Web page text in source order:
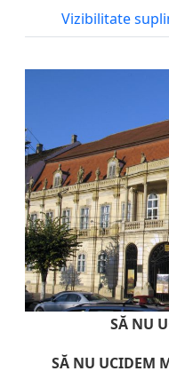
Vizibilitate
SĂ NU
SĂ NU UCIDEM